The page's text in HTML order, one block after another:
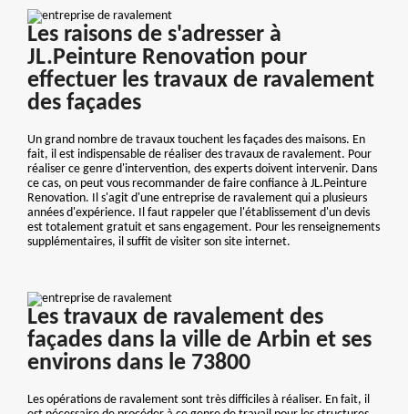
Les raisons de s'adresser à
JL.Peinture Renovation pour
effectuer les travaux de ravalement
des façades
Un grand nombre de travaux touchent les façades des maisons. En
fait, il est indispensable de réaliser des travaux de ravalement. Pour
réaliser ce genre d'intervention, des experts doivent intervenir. Dans
ce cas, on peut vous recommander de faire confiance à JL.Peinture
Renovation. Il s'agit d'une entreprise de ravalement qui a plusieurs
années d'expérience. Il faut rappeler que l'établissement d'un devis
est totalement gratuit et sans engagement. Pour les renseignements
supplémentaires, il suffit de visiter son site internet.
Les travaux de ravalement des
façades dans la ville de Arbin et ses
environs dans le 73800
Les opérations de ravalement sont très difficiles à réaliser. En fait, il